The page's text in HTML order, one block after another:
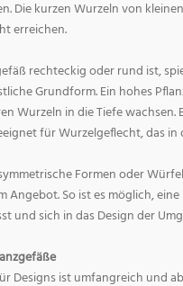
Die kurzen Wurzeln von
erreichen.
rechteckig oder rund ist,
Grundform. Ein hohes
Wurzeln in die Tiefe wachsen.
für Wurzelgeflecht, das in
Formen oder
Angebot. So ist es möglich,
und sich in das Design der
Designs ist umfangreich und